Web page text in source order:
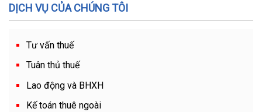
DỊCH VỤ CỦA CHÚNG TÔI
Tư vấn thuế
Tuân thủ thuế
Lao động và BHXH
Kế toán thuê ngoài